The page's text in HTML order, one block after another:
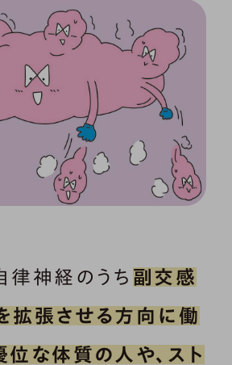
律神経のうち 副交感
拡張させる方向に働
位な体質の人や、スト